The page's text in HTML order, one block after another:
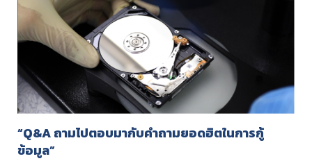
“Q&A ถามไปตอบมากับคำถามยอดฮิตในการกู้
ข้อมูล”